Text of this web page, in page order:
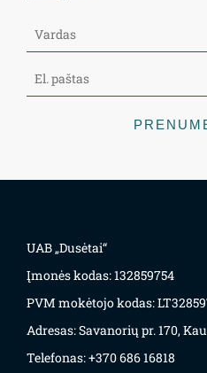
UAB „Dusėtai“
Įmonės kodas: 132859754
PVM mokėtojo kodas:
Adresas: Savanorių pr. 170,
Telefonas: +370 686 16818